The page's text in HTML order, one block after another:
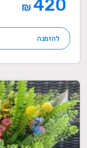
₪
להזמנה